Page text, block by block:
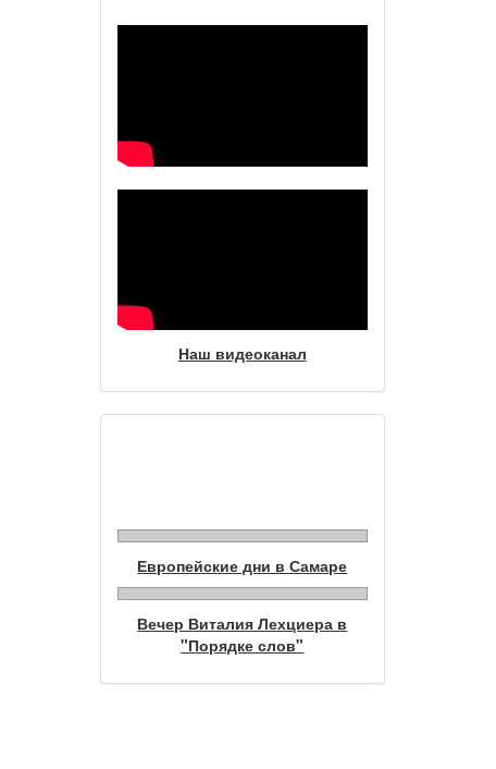
Наш видеоканал
Европейские дни в Самаре
Вечер Виталия Лехциера в
"Порядке слов"